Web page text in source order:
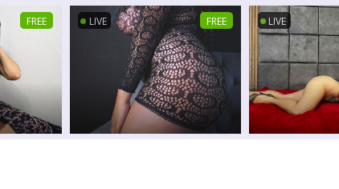
FREE LIVE FREE LIVE